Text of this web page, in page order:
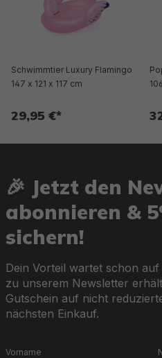
Schwimmtier Luxury Flamingo
147 x 121 x 117 cm
29,95 €*
🎉 Jetzt den
abonnieren &
sichern!
Dein Vorteil wartet schon
zu unserem Newsletter
Gutschein auf nicht
nächsten Einkauf.
Vorname